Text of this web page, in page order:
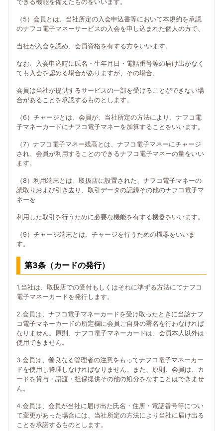
できる機能を備えたものをいいます。
（5）会員とは、当社所定の入会申込書等において本規約を承認
のナフコ電子マネーサービスの入会を申し込まれた個人の方で、
当社が入会を認め、会員資格を有する方をいいます。
なお、入会申込時に氏名・生年月日・電話番号等の届け出がなく
ても入会を認める場合がありますが、その場合、
会員は当社が提供するサービスの一部を受けることができない場
合があることを承認するものとします。
（6）チャージとは、会員が、当社所定の方法により、ナフコ電
子マネーカードにナフコ電子マネーを加算することをいいます。
（7）ナフコ電子マネー残高とは、ナフコ電子マネーにチャージ
され、会員が利用することのできるナフコ電子マネーの量をいい
ます。
（8）利用端末とは、取扱店に設置された、ナフコ電子マネーの
読取りおよび引き去り、取引データの記録その他のナフコ電子マ
ネーを
利用した取引を行うために必要な機能を有する機器をいいます。
（9）チャージ端末とは、チャージを行うための機器をいいま
す。
第3条（カードの発行）
1.当社は、取扱店での受付もしくはそれに準ずる方法にてナフコ
電子マネーカードを発行します。
2.会員は、ナフコ電子マネーカードを受け取ったときに当該ナフ
コ電子マネーカードの所定欄に会員ご自身の署名を行わなければ
なりません。原則、ナフコ電子マネーカードは、会員本人以外は
使用できません。
3.会員は、善良なる管理者の注意をもってナフコ電子マネーカー
ドを使用し管理しなければなりません。また、原則、会員は、カ
ードを貸与・譲渡・担保提供その他の処分をなすことはできませ
ん。
4.会員は、会員が当社に届け出た氏名・住所・電話番号等につい
て変更があった場合には、当社所定の方法により当社に届け出る
ことを承諾するものとします。